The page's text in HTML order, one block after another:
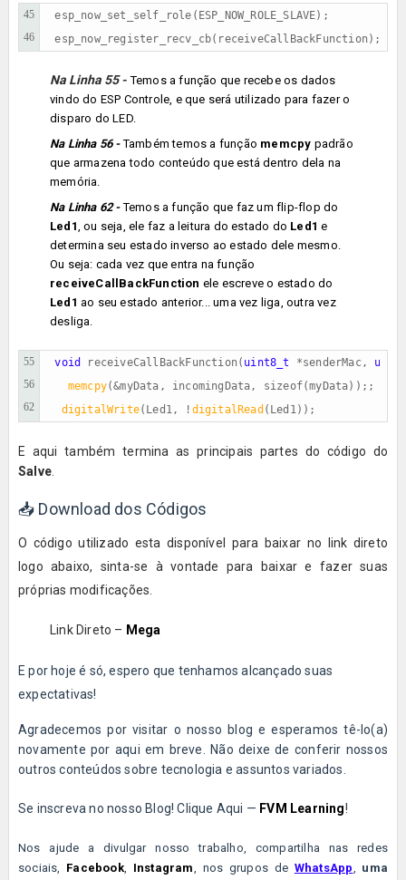
45
46
esp_now_register_recv_cb(receiveCallBackFunction);
Na Linha 55 -Temos a função que recebe os dados
vindo do ESP Controle, e que será utilizado para fazer o
disparo do LED.
Na Linha 56 -Também temos a função memcpy padrão
que armazena todo conteúdo que está dentro dela na
memória.
Na Linha 62 -Temos a função que faz um flip-flop do
Led1, ou seja, ele faz a leitura do estado do Led1 e
determina seu estado inverso ao estado dele mesmo.
Ou seja: cada vez que entra na função
receiveCallBackFunction ele escreve o estado do
Led1 ao seu estado anterior... uma vez liga, outra vez
desliga.
55
56
62
void receiveCallBackFunction( uint8_t *senderMac,
memcpy
digitalWrite(Led1, ! digitalRead (Led1));
E aqui também termina as principais partes do código do
Salve.
📥 Download dos Códigos
O código utilizado esta disponível para baixar no link direto
logo abaixo, sinta-se à vontade para baixar e fazer suas
próprias modificações.
Link Direto – Mega
E por hoje é só, espero que tenhamos alcançado suas
expectativas!
Agradecemos por visitar o nosso blog e esperamos tê-lo(a)
novamente por aqui em breve. Não deixe de conferir nossos
outros conteúdos sobre tecnologia e assuntos variados.
Se inscreva no nosso Blog! Clique Aqui — FVM Learning!
Nos ajude a divulgar nosso trabalho, compartilha nas redes
sociais, Facebook, Instagram, nos grupos de WhatsApp, uma